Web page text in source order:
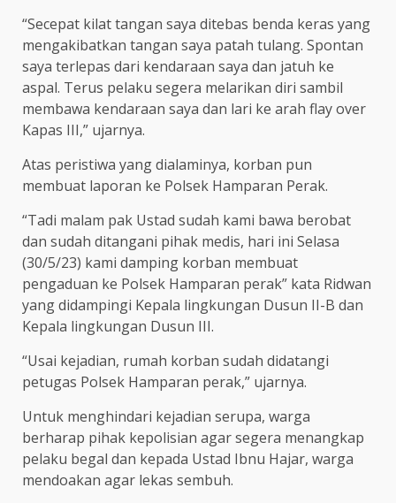
“Secepat kilat tangan saya ditebas benda keras yang
mengakibatkan tangan saya patah tulang. Spontan
saya terlepas dari kendaraan saya dan jatuh ke
aspal. Terus pelaku segera melarikan diri sambil
membawa kendaraan saya dan lari ke arah flay over
Kapas III,” ujarnya.
Atas peristiwa yang dialaminya, korban pun
membuat laporan ke Polsek Hamparan Perak.
“Tadi malam pak Ustad sudah kami bawa berobat
dan sudah ditangani pihak medis, hari ini Selasa
(30/5/23) kami damping korban membuat
pengaduan ke Polsek Hamparan perak” kata Ridwan
yang didampingi Kepala lingkungan Dusun II-B dan
Kepala lingkungan Dusun III.
“Usai kejadian, rumah korban sudah didatangi
petugas Polsek Hamparan perak,” ujarnya.
Untuk menghindari kejadian serupa, warga
berharap pihak kepolisian agar segera menangkap
pelaku begal dan kepada Ustad Ibnu Hajar, warga
mendoakan agar lekas sembuh.